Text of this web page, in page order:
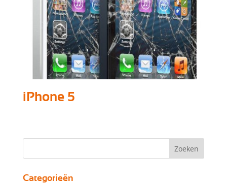
iPhone 5
Categorieën